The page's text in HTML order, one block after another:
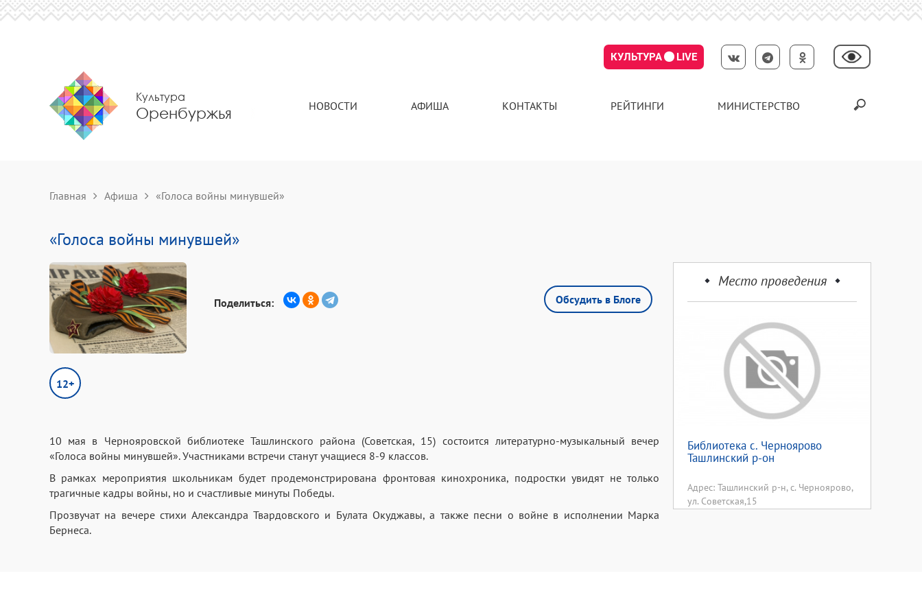
КУЛЬТУРА LIVE
Культура
Оренбуржья НОВОСТИ АФИША КОНТАКТЫ РЕЙТИНГИ МИНИСТЕРСТВО
Главная Афиша «Голоса войны минувшей»
«Голоса войны минувшей»
12+
Поделиться: Обсудить в Блоге
10 мая в Чернояровской библиотеке Ташлинского района (Советская, 15) состоится литературно-музыкальный вечер
«Голоса войны минувшей». Участниками встречи станут учащиеся 8-9 классов.
В рамках мероприятия школьникам будет продемонстрирована фронтовая кинохроника, подростки увидят не только
трагичные кадры войны, но и счастливые минуты Победы.
Прозвучат на вечере стихи Александра Твардовского и Булата Окуджавы, а также песни о войне в исполнении Марка
Бернеса.
Место проведения
Библиотека с. Черноярово
Ташлинский р-он
Адрес: Ташлинский р-н, с. Черноярово,
ул. Советская,15